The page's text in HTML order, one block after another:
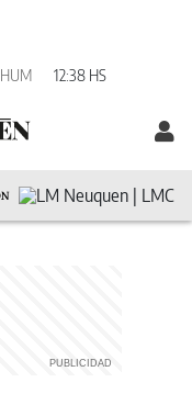
HUM 12:38 HS